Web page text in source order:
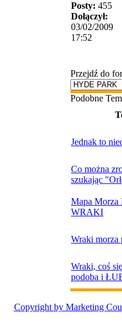
Posty: 455
Dołączył:
03/02/2009
17:52
Przejdź do
Podobne
Jednak to
Co można
szukając
Mapa Morza
WRAKI
Wraki morza
Wraki, coś
podoba i
Copyright by Marketing